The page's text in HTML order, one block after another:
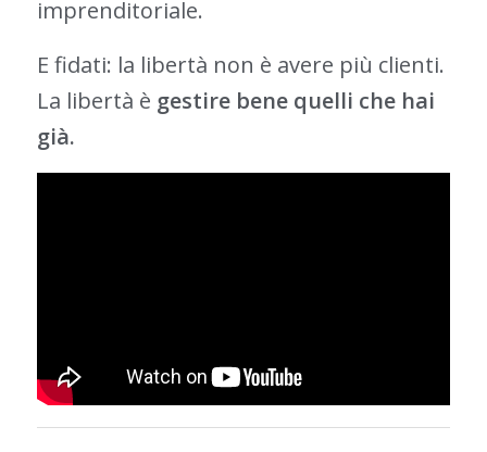
imprenditoriale.
E fidati: la libertà non è avere più clienti.
La libertà è gestire bene quelli che hai
già.